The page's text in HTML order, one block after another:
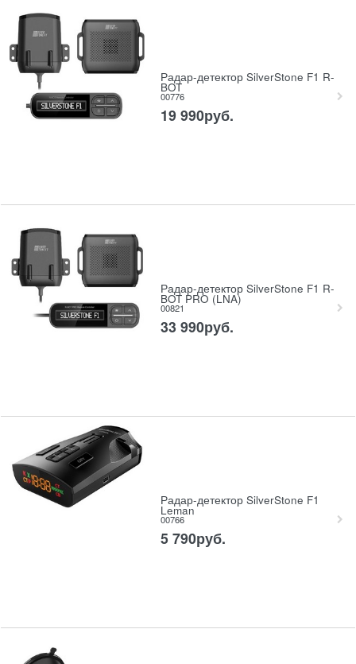
Радар-детектор SilverStone F1 R-
BOT
00776
19 990руб.
Радар-детектор SilverStone F1 R-
BOT PRO (LNA)
00821
33 990руб.
Радар-детектор SilverStone F1
Leman
00766
5 790руб.